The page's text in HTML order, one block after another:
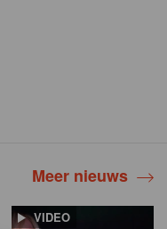
Meer nieuws
VIDEO